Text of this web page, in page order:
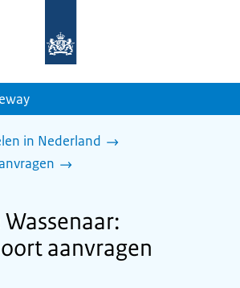
homepage
in Nederland
aanvragen